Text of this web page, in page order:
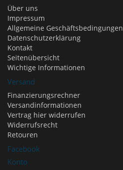
Über uns
Impressum
Allgemeine Geschäftsbedingungen
Datenschutzerklärung
Kontakt
Seitenübersicht
Wichtige Informationen
Versand
Finanzierungsrechner
Versandinformationen
Vertrag hier widerrufen
Widerrufsrecht
Retouren
Facebook
Konto